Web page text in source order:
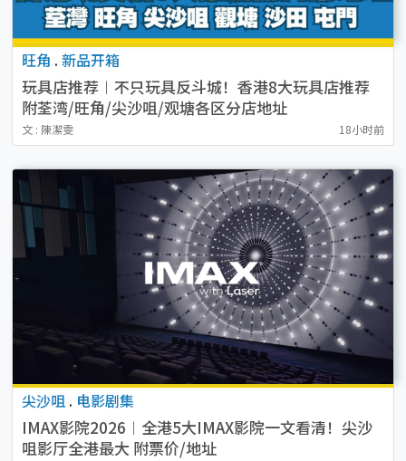
旺角 . 新品开箱
玩具店推荐︱不只玩具反斗城！香港8大玩具店推荐
附荃湾/旺角/尖沙咀/观塘各区分店地址
文 : 陳潔雯 18小时前
尖沙咀 . 电影剧集
IMAX影院2026︱全港5大IMAX影院一文看清！尖沙
咀影厅全港最大 附票价/地址